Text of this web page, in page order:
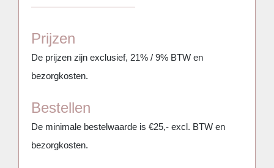
Aankleding & Decoratie
Bars, Koelkasten & Koelingen
Prijzen
De prijzen zijn exclusief, 21% / 9% BTW en
bezorgkosten.
Bestellen
De minimale bestelwaarde is €25,- excl. BTW en
bezorgkosten.